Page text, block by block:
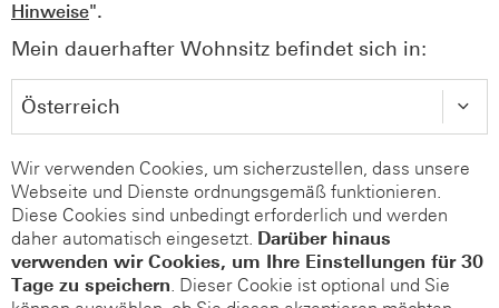
Hinweise".
Mein dauerhafter Wohnsitz befindet sich in:
Wir verwenden Cookies, um sicherzustellen, dass unsere
Webseite und Dienste ordnungsgemäß funktionieren.
Diese Cookies sind unbedingt erforderlich und werden
daher automatisch eingesetzt. Darüber hinaus
verwenden wir Cookies, um Ihre Einstellungen für 30
Tage zu speichern. Dieser Cookie ist optional und Sie